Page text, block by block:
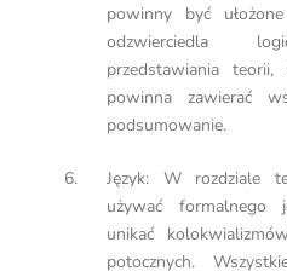
powinny być
odzwierciedla
przedstawiania teorii,
powinna zawierać
podsumowanie.
Język: W rozdziale
używać formalnego
unikać
potocznych.